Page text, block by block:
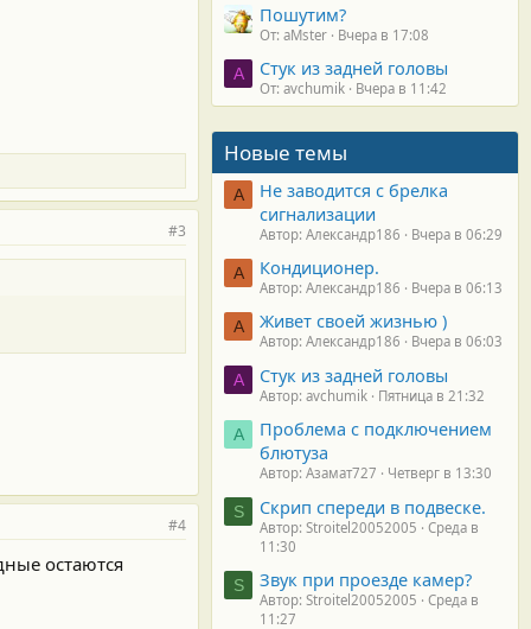
#3
#4
остаются
Пошутим?
От: aMster Вчера в 17:08
A Стук из задней головы
От: avchumik Вчера в 11:42
Новые темы
А
Не заводится с брелка
сигнализации
Автор: Александр186 Вчера в 06:29
А Кондиционер.
Автор: Александр186 Вчера в 06:13
А Живет своей жизнью )
Автор: Александр186 Вчера в 06:03
A Стук из задней головы
Автор: avchumik Пятница в 21:32
А
Проблема с подключением
блютуза
Автор: Азамат727 Четверг в 13:30
S Скрип спереди в подвеске.
Автор: Stroitel20052005
Среда в
11:30
S Звук при проезде камер?
Автор: Stroitel20052005
Среда в
11:27